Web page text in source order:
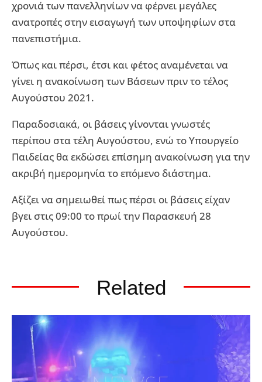
χρονιά των πανελληνίων να φέρνει μεγάλες
ανατροπές στην εισαγωγή των υποψηφίων στα
πανεπιστήμια.
Όπως και πέρσι, έτσι και φέτος αναμένεται να
γίνει η ανακοίνωση των Βάσεων πριν το τέλος
Αυγούστου 2021.
Παραδοσιακά, οι βάσεις γίνονται γνωστές
περίπου στα τέλη Αυγούστου, ενώ το Υπουργείο
Παιδείας θα εκδώσει επίσημη ανακοίνωση για την
ακριβή ημερομηνία το επόμενο διάστημα.
Αξίζει να σημειωθεί πως πέρσι οι βάσεις είχαν
βγει στις 09:00 το πρωί την Παρασκευή 28
Αυγούστου.
Related